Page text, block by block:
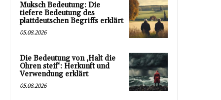
Muksch Bedeutung: Die
tiefere Bedeutung des
plattdeutschen Begriffs erklärt
05.08.2026
Die Bedeutung von ‚Halt die
Ohren steif‘: Herkunft und
Verwendung erklärt
05.08.2026